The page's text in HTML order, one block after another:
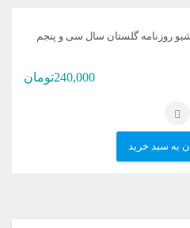
روزنامه گلستان سال سی و پنجم
240,000تومان
به سبد خرید